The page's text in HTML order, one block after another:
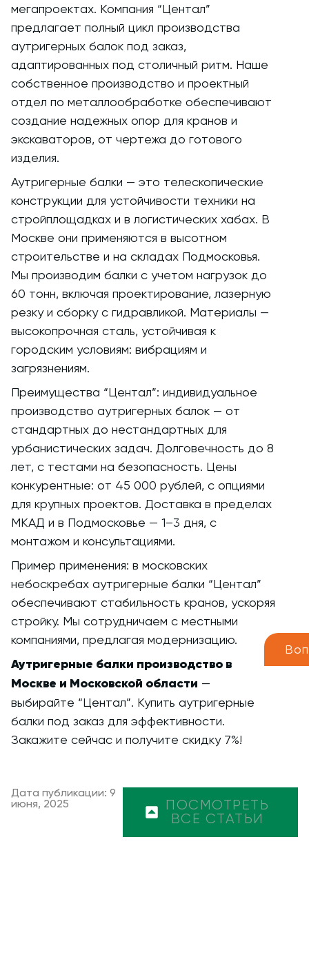
мегапроектах. Компания “Центал”
предлагает полный цикл производства
аутригерных балок под заказ,
адаптированных под столичный ритм. Наше
собственное производство и проектный
отдел по металлообработке обеспечивают
создание надежных опор для кранов и
экскаваторов, от чертежа до готового
изделия.
Аутригерные балки — это телескопические
конструкции для устойчивости техники на
стройплощадках и в логистических хабах. В
Москве они применяются в высотном
строительстве и на складах Подмосковья.
Мы производим балки с учетом нагрузок до
60 тонн, включая проектирование, лазерную
резку и сборку с гидравликой. Материалы —
высокопрочная сталь, устойчивая к
городским условиям: вибрациям и
загрязнениям.
Преимущества “Центал”: индивидуальное
производство аутригерных балок — от
стандартных до нестандартных для
урбанистических задач. Долговечность до 8
лет, с тестами на безопасность. Цены
конкурентные: от 45 000 рублей, с опциями
для крупных проектов. Доставка в пределах
МКАД и в Подмосковье — 1–3 дня, с
монтажом и консультациями.
Пример применения: в московских
небоскребах аутригерные балки “Центал”
обеспечивают стабильность кранов, ускоряя
стройку. Мы сотрудничаем с местными
компаниями, предлагая модернизацию.
Аутригерные балки производство в
Москве и Московской области —
выбирайте “Центал”. Купить аутригерные
балки под заказ для эффективности.
Закажите сейчас и получите скидку 7%!
Дата публикации: 9
июня, 2025
ПОСМОТРЕТЬ
ВСЕ СТАТЬИ